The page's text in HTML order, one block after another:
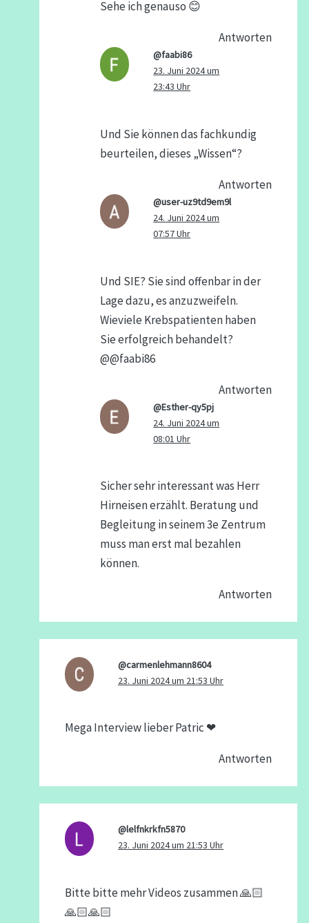
Sehe ich genauso 😊
Antworten
@faabi86
23. Juni 2024 um
23:43 Uhr
Und Sie können das fachkundig
beurteilen, dieses „Wissen“?
Antworten
@user-uz9td9em9l
24. Juni 2024 um
07:57 Uhr
​Und SIE? Sie sind offenbar​ in der
Lage dazu, es anzuzweifeln.
Wieviele Krebspatienten haben
Sie erfolgreich behandelt?
@@faabi86
Antworten
@Esther-qy5pj
24. Juni 2024 um
08:01 Uhr
Sicher sehr interessant was Herr
Hirneisen erzählt. Beratung und
Begleitung in seinem 3e Zentrum
muss man erst mal bezahlen
können.
Antworten
@carmenlehmann8604
23. Juni 2024 um 21:53 Uhr
Mega Interview lieber Patric ❤
Antworten
@lelfnkrkfn5870
23. Juni 2024 um 21:53 Uhr
Bitte bitte mehr Videos zusammen 🙏🏻
🙏🏻🙏🏻